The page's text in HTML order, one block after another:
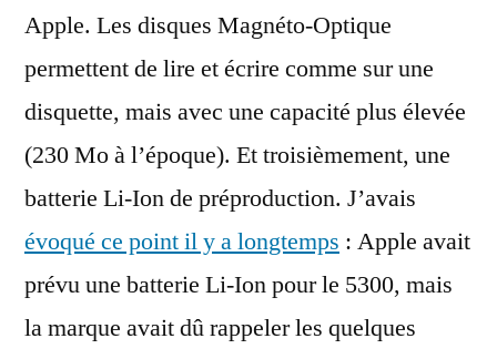
Apple. Les disques Magnéto-Optique
permettent de lire et écrire comme sur une
disquette, mais avec une capacité plus élevée
(230 Mo à l’époque). Et troisièmement, une
batterie Li-Ion de préproduction. J’avais
évoqué ce point il y a longtemps : Apple avait
prévu une batterie Li-Ion pour le 5300, mais
la marque avait dû rappeler les quelques